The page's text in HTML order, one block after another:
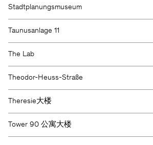
Stadtplanungsmuseum
Taunusanlage 11
The Lab
Theodor-Heuss-Straße
Theresie大楼
Tower 90 公寓大楼